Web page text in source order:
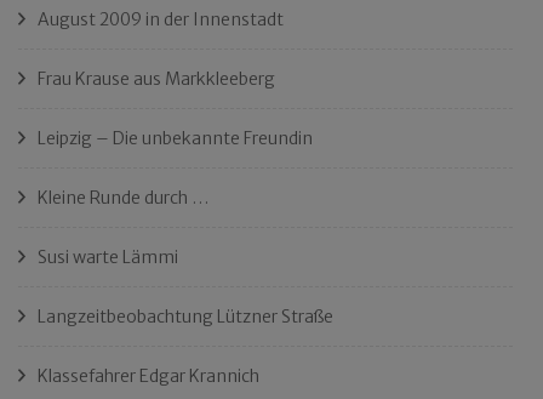
August 2009 in der Innenstadt
Frau Krause aus Markkleeberg
Leipzig – Die unbekannte Freundin
Kleine Runde durch …
Susi warte Lämmi
Langzeitbeobachtung Lützner Straße
Klassefahrer Edgar Krannich